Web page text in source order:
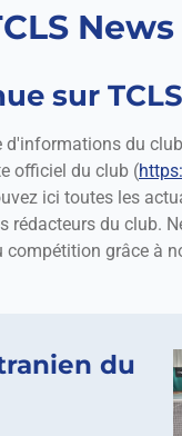
News
sur
d'informations du
officiel du club (
ici toutes les
rédacteurs du club.
compétition grâce à
du